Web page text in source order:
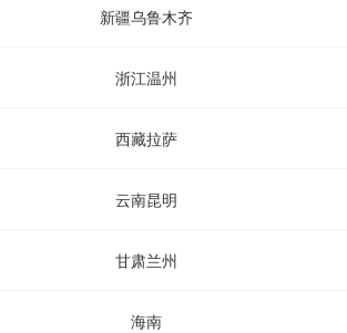
新疆乌鲁木齐
浙江温州
西藏拉萨
云南昆明
甘肃兰州
海南